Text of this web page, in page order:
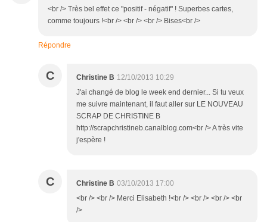
<br /> Très bel effet ce "positif - négatif" ! Superbes cartes,
comme toujours !<br /> <br /> <br /> Bises<br />
Répondre
C Christine B 12/10/2013 10:29
J'ai changé de blog le week end dernier... Si tu veux
me suivre maintenant, il faut aller sur LE NOUVEAU
SCRAP DE CHRISTINE B
http://scrapchristineb.canalblog.com<br /> A très vite
j'espère !
C Christine B 03/10/2013 17:00
<br /> <br /> Merci Elisabeth !<br /> <br /> <br /> <br
/>